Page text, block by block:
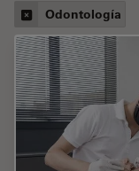
Odontología